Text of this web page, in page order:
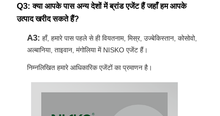
Q3: क्या आपके पास अन्य देशों में ब्रांड एजेंट हैं जहाँ हम आपके
उत्पाद खरीद सकते हैं?
A3: हाँ, हमारे पास पहले से ही वियतनाम, मिस्र, उज्बेकिस्तान, कोसोवो,
अल्बानिया, ताइवान, मंगोलिया में NISKO एजेंट हैं।
निम्नलिखित हमारे आधिकारिक एजेंटों का प्रमाणन है।